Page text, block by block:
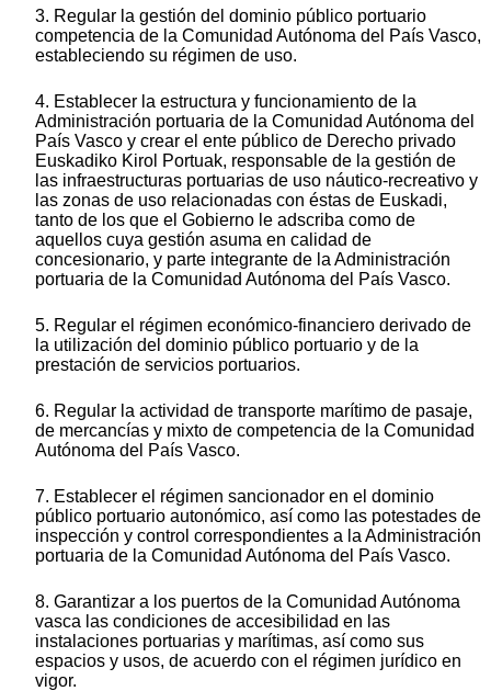
3. Regular la gestión del dominio público portuario
competencia de la Comunidad Autónoma del País Vasco,
estableciendo su régimen de uso.
4. Establecer la estructura y funcionamiento de la
Administración portuaria de la Comunidad Autónoma del
País Vasco y crear el ente público de Derecho privado
Euskadiko Kirol Portuak, responsable de la gestión de
las infraestructuras portuarias de uso náutico-recreativo y
las zonas de uso relacionadas con éstas de Euskadi,
tanto de los que el Gobierno le adscriba como de
aquellos cuya gestión asuma en calidad de
concesionario, y parte integrante de la Administración
portuaria de la Comunidad Autónoma del País Vasco.
5. Regular el régimen económico-financiero derivado de
la utilización del dominio público portuario y de la
prestación de servicios portuarios.
6. Regular la actividad de transporte marítimo de pasaje,
de mercancías y mixto de competencia de la Comunidad
Autónoma del País Vasco.
7. Establecer el régimen sancionador en el dominio
público portuario autonómico, así como las potestades de
inspección y control correspondientes a la Administración
portuaria de la Comunidad Autónoma del País Vasco.
8. Garantizar a los puertos de la Comunidad Autónoma
vasca las condiciones de accesibilidad en las
instalaciones portuarias y marítimas, así como sus
espacios y usos, de acuerdo con el régimen jurídico en
vigor.